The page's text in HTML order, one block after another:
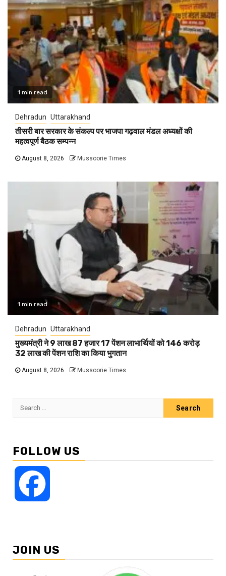
1 min read
Dehradun Uttarakhand
तीसरी बार सरकार के संकल्प पर भाजपा गढ़वाल मंडल अध्यक्षों की
महत्वपूर्ण बैठक सम्पन्न
August 8, 2026 Mussoorie Times
1 min read
Dehradun Uttarakhand
मुख्यमंत्री ने 9 लाख 87 हजार 17 पेंशन लाभार्थियों को 146 करोड़
32 लाख की पेंशन राशि का किया भुगतान
August 8, 2026 Mussoorie Times
Search
FOLLOW US
JOIN US